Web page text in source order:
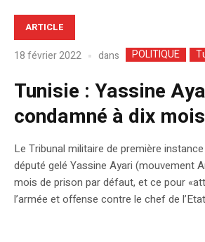
ARTICLE
18 février 2022 dans POLITIQUE
Tunisie : Yassine
condamné à dix
Le Tribunal militaire de première
député gelé Yassine Ayari (mouvement
mois de prison par défaut, et ce pour
l’armée et offense contre le chef de